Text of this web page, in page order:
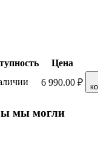
Цена
6 990.00 ₽
мы могли